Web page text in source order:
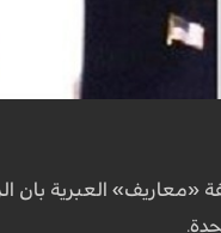
العبرية بان